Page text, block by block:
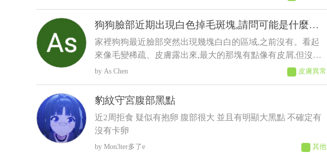
問題
狗狗臉部近期出現白色掉毛斑塊,請問可能是什麼原
因
家裡狗狗最近臉部突然出現幾塊白白的區域,之前沒有。看起
來像毛變稀疏、皮膚露出來,最大的那塊有點像有皮屑,但沒有
看到流血、 化膿或明顯紅腫。 狗狗目前看起來精神、食慾都
蟲,還是有其他皮膚問題?
As Chen 皮膚異常
豹紋守宮腹部黑點
近2周拒食 疑似有抱卵 腹部很大 並且有明顯大黑點 不確定有
沒有卡卵
Mon3ter多了e 其他